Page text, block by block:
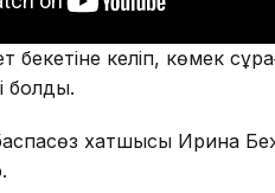
бекетіне келіп, көмек
болды.
хатшысы Ирина